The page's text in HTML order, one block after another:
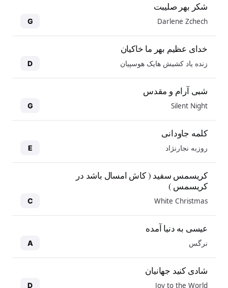
شکر بهر صلیبت
Darlene Zchech
G
خدای عظیم بهر ما خاکیان
زنده یاد کشیش هایک هوسپیان D
شبی آرام و مقدس
Silent Night
G
کلمه جاودانی
روزبه نجارنژاد E
کریسمس سفید ( کاش امسال باشد در
کریسمس )
White Christmas
C
عیسی به دنیا آمده
نرگس A
شادی کنید جهانیان
Joy to the World
D